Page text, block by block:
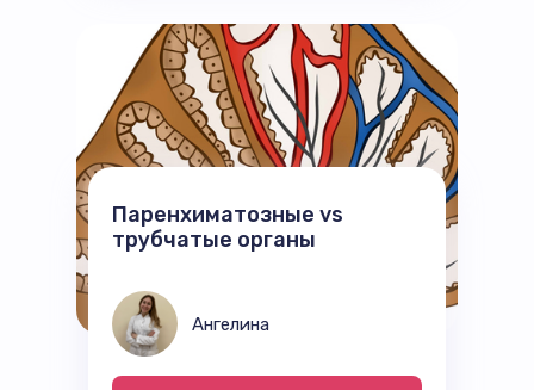
Паренхиматозные vs
трубчатые органы
Ангелина